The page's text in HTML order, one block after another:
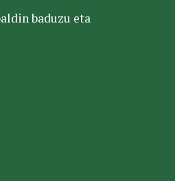
baduzu eta